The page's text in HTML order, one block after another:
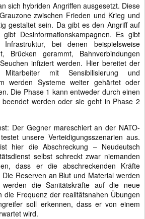
sich hybriden Angriffen ausgesetzt. Diese
zwischen Frieden und Krieg und
gestaltet sein. Da gibt es den Angriff auf
Desinformationskampagnen. Es gibt
bei denen beispielsweise
Brücken gerammt, Bahnverbindungen
infiziert werden. Hier bereitet der
Mitarbeiter mit Sensibilisierung und
werden Systeme weiter gehärtet oder
Die Phase 1 kann entweder durch einen
werden oder sie geht in Phase 2
Der Gegner mareschiert an der NATO-
unsere Verteidigungsszenarien aus.
hier die Abschreckung – Neudeutsch
selbst schreckt zwar niemanden
dass er die abschreckenden Kräfte
Reserven an Blut und Material werden
werden die Sanitätskräfte auf die neue
die Frequenz der realitätsnahen Übungen
soll erkennen, dass er von einem
wird.